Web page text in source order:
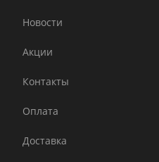
Новости
Акции
Контакты
Оплата
Доставка